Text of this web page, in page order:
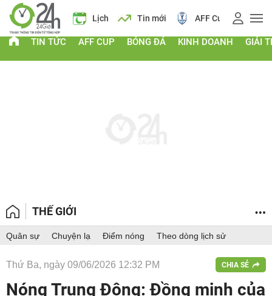
Lịch Tin mới AFF Cup Điểm chuẩn 2026
TIN TỨC AFF CUP BÓNG ĐÁ KINH DOANH GIẢI
THẾ GIỚI
Quân sự Chuyện lạ Điểm nóng Theo dòng lịch sử
Thứ Ba, ngày 09/06/2026 12:32 PM CHIA SẺ
Nóng Trung Đông: Đồng minh của